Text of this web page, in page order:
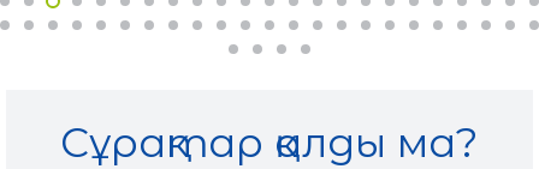
Сұрақтар қалды ма?